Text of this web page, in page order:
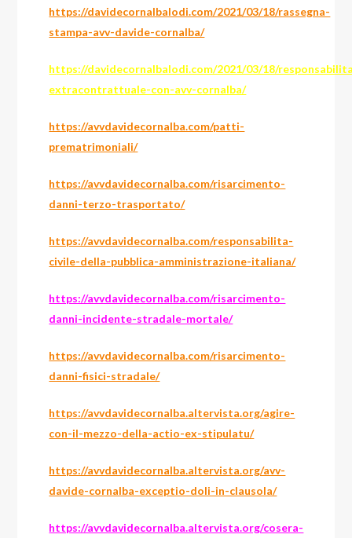
https://davidecornalbalodi.com/2021/03/18/rassegna-
stampa-avv-davide-cornalba/
https://davidecornalbalodi.com/2021/03/18/
extracontrattuale-con-avv-cornalba/
https://avvdavidecornalba.com/patti-
prematrimoniali/
https://avvdavidecornalba.com/risarcimento-
danni-terzo-trasportato/
https://avvdavidecornalba.com/responsabilita-
civile-della-pubblica-amministrazione-italiana/
https://avvdavidecornalba.com/risarcimento-
danni-incidente-stradale-mortale/
https://avvdavidecornalba.com/risarcimento-
danni-fisici-stradale/
https://avvdavidecornalba.altervista.org/agire-
con-il-mezzo-della-actio-ex-stipulatu/
https://avvdavidecornalba.altervista.org/avv-
davide-cornalba-exceptio-doli-in-clausola/
https://avvdavidecornalba.altervista.org/cosera-